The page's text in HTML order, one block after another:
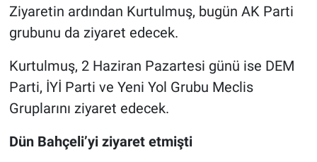
Ziyaretin ardından Kurtulmuş, bugün AK Parti
grubunu da ziyaret edecek.
Kurtulmuş, 2 Haziran Pazartesi günü ise DEM
Parti, İYİ Parti ve Yeni Yol Grubu Meclis
Gruplarını ziyaret edecek.
Dün Bahçeli’yi ziyaret etmişti